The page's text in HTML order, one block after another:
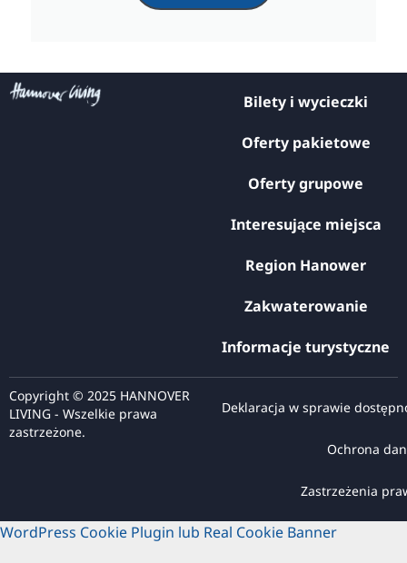
Bilety i wycieczki
Oferty pakietowe
Oferty grupowe
Interesujące miejsca
Region Hanower
Zakwaterowanie
Informacje turystyczne
Copyright © 2025 HANNOVER
LIVING - Wszelkie prawa
zastrzeżone.
Deklaracja w sprawie
Ochrona
Zastrzeżenia
WordPress Cookie Plugin lub Real Cookie Banner